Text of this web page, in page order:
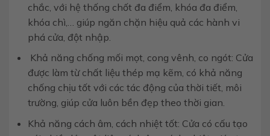
chắc, với hệ thống chốt đa điểm, khóa đa điểm,
khóa chì,… giúp ngăn chặn hiệu quả các hành vi
phá cửa, đột nhập.
Khả năng chống mối mọt, cong vênh, co ngót: Cửa
được làm từ chất liệu thép mạ kẽm, có khả năng
chống chịu tốt với các tác động của thời tiết, môi
trường, giúp cửa luôn bền đẹp theo thời gian.
Khả năng cách âm, cách nhiệt tốt: Cửa có cấu tạo